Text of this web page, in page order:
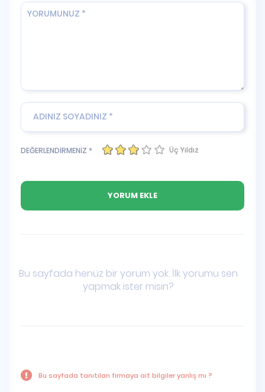
DEĞERLENDİRMENİZ * Üç Yıldız
Bu sayfada henüz bir yorum yok. İlk yorumu sen
yapmak ister misin?
Bu sayfada tanıtılan firmaya ait bilgiler yanlış mı ?